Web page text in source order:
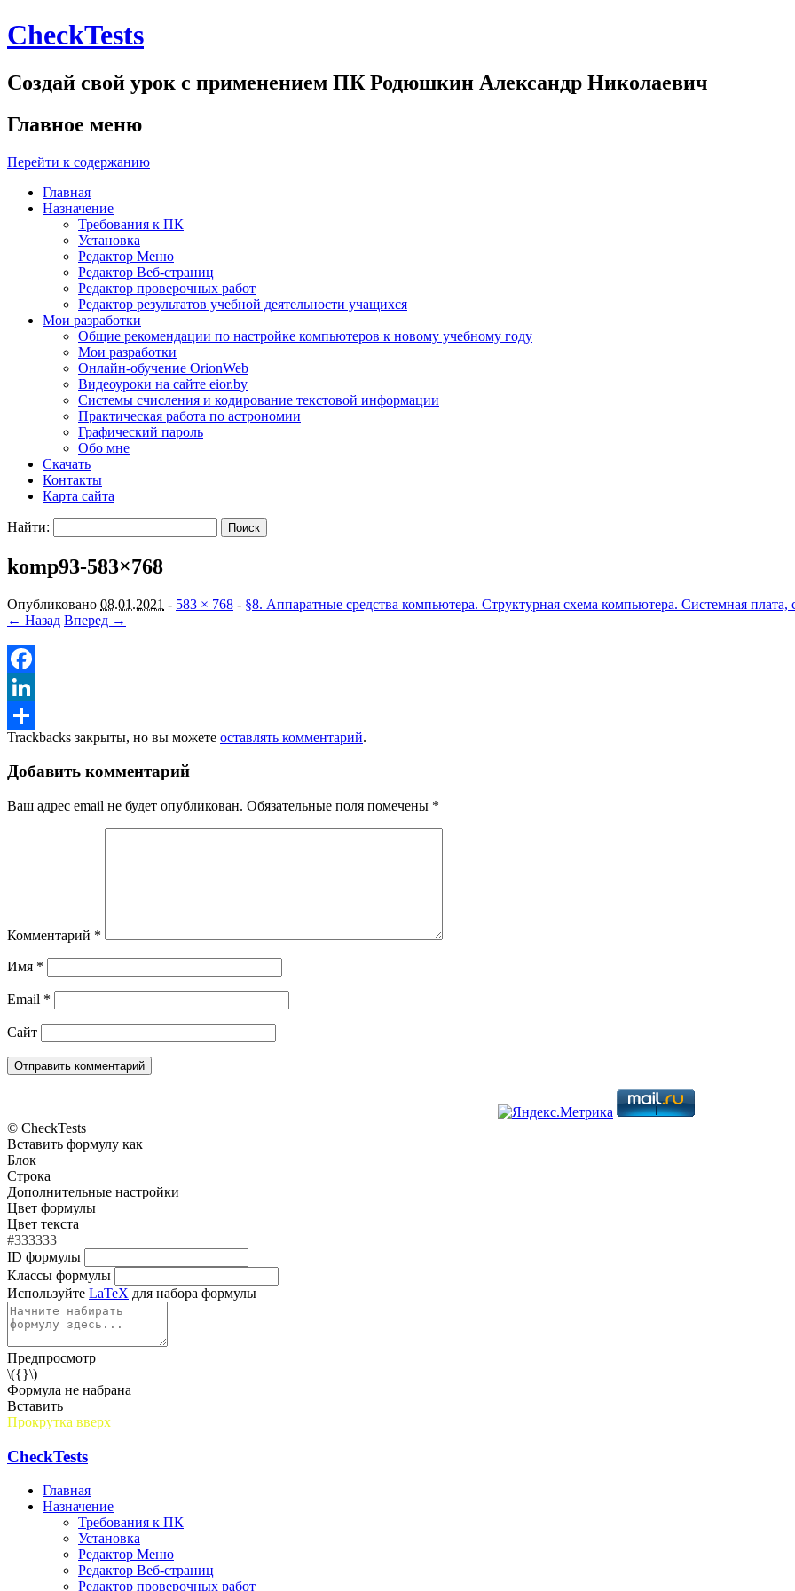
CheckTests
Создай свой урок с применением ПК Родюшкин Александр Николаевич
Главное меню
Перейти к содержанию
Главная
Назначение
Требования к ПК
Установка
Редактор Меню
Редактор Веб-страниц
Редактор проверочных работ
Редактор результатов учебной деятельности учащихся
Мои разработки
Общие рекомендации по настройке компьютеров к новому учебному году
Мои разработки
Онлайн-обучение OrionWeb
Видеоуроки на сайте eior.by
Системы счисления и кодирование текстовой информации
Практическая работа по астрономии
Графический пароль
Обо мне
Скачать
Контакты
Карта сайта
Найти:
komp93-583×768
Опубликовано 08.01.2021 - 583 × 768 - §8. Аппаратные средства компьютера. Структурная схема компьютера. Системная
← Назад Вперед →
Facebook
LinkedIn
Отправить
Trackbacks закрыты, но вы можете оставлять комментарий.
Добавить комментарий
Ваш адрес email не будет опубликован. Обязательные поля помечены *
Комментарий *
Имя *
Email *
Сайт
© CheckTests
Вставить формулу как
Блок
Строка
Дополнительные настройки
Цвет формулы
Цвет текста
#333333
ID формулы
Классы формулы
Используйте LaTeX для набора формулы
Предпросмотр
\({}\)
Формула не набрана
Вставить
Прокрутка вверх
CheckTests
Главная
Назначение
Требования к ПК
Установка
Редактор Меню
Редактор Веб-страниц
Редактор проверочных работ